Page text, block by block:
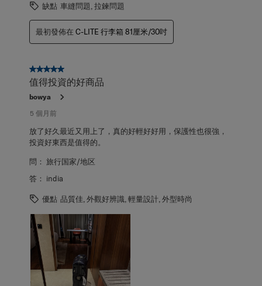
缺點 車縫問題, 拉鍊問題
最初發佈在 C-LITE 行李箱 81厘米/30吋
5星，共5星。
值得投資的好商品
bowya
5 個月前
放了好久最近又用上了，真的好輕好好用，保護性也很強，
投資好東西是值得的。
問： 旅行国家/地区
答：
india
優點 品質佳, 外觀好辨識, 輕量設計, 外型時尚